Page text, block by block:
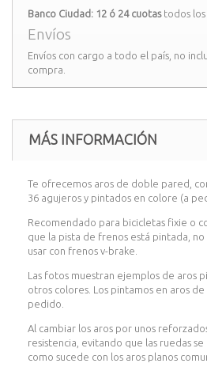
Banco Ciudad: 12 ó 24 cuotastodos los
Envíos
Envíos con cargo a todo el país, no
compra.
MÁS INFORMACIÓN
Te ofrecemos aros de doble pared,
36 agujeros y pintados en colore (a
Recomendado para bicicletas fixie o
que la pista de frenos está pintada,
usar con frenos v-brake.
Las fotos muestran ejemplos de aros
otros colores. Los pintamos en aros de
pedido.
Al cambiar los aros por unos
resistencia, evitando que las ruedas
como sucede con los aros planos